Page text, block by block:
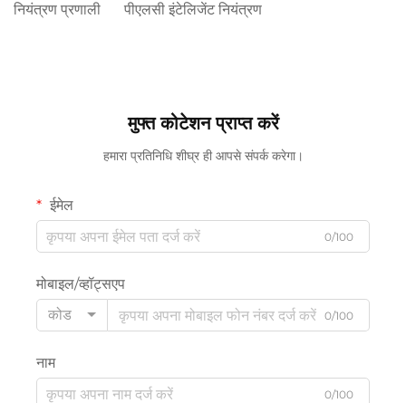
नियंत्रण प्रणाली
पीएलसी इंटेलिजेंट नियंत्रण
मुफ्त कोटेशन प्राप्त करें
हमारा प्रतिनिधि शीघ्र ही आपसे संपर्क करेगा।
ईमेल
0/100
मोबाइल/व्हॉट्सएप
कोड
0/100
नाम
0/100